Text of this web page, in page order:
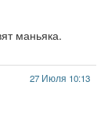
маньяка.
27 Июля 10:13